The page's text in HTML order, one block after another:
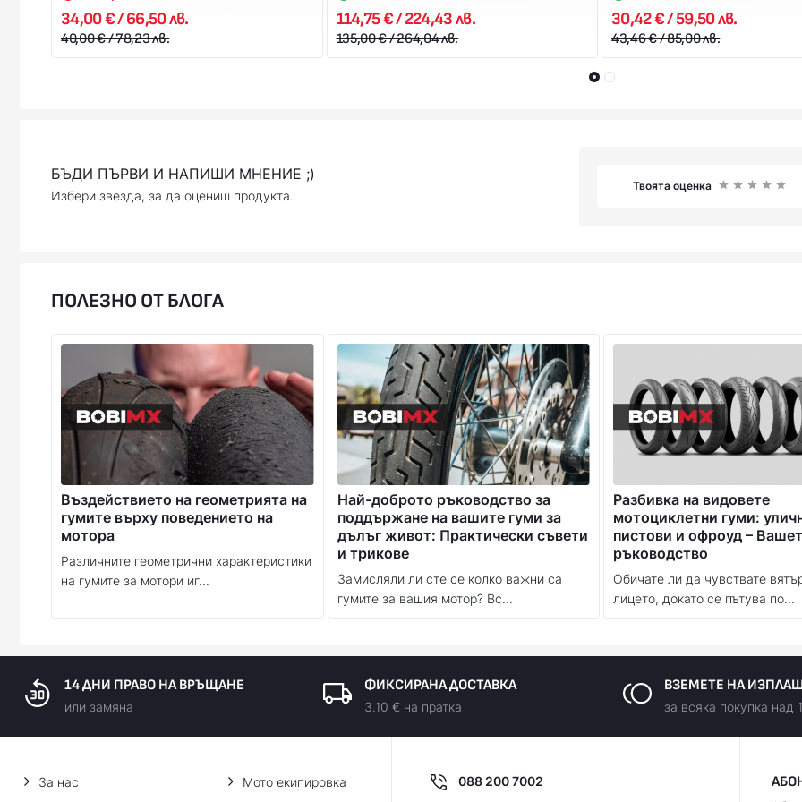
34,00 € / 66,50 лв.
40,00 € / 78,23 лв.
114,75 € / 224,43 лв.
135,00 € / 264,04 лв.
30,42 € / 59,50 лв.
43,46 € / 85,00 лв.
БЪДИ ПЪРВИ И НАПИШИ МНЕНИЕ ;)
Избери звезда, за да оцениш продукта.
Твоята оценка
ПОЛЕЗНО ОТ БЛОГА
Въздействието на геометрията на
гумите върху поведението на
мотора
Различните геометрични характеристики
на гумите за мотори иг...
Най-доброто ръководство за
поддържане на вашите гуми за
дълъг живот: Практически съвети
и трикове
Замисляли ли сте се колко важни са
гумите за вашия мотор? Вс...
Разбивка на видовете
мотоциклетни гуми:
пистови и офроуд –
ръководство
Обичате ли да чувствате
лицето, докато се пътува по...
14 ДНИ ПРАВО НА ВРЪЩАНЕ
или замяна
ФИКСИРАНА ДОСТАВКА
3.10 € на пратка
ВЗЕМЕТЕ НА
за всяка покупка над
За нас Мото екипировка 088 200 7002